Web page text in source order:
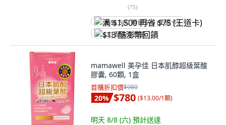
(75)
满 $1,500 再省 $75 (王道卡)
$13 酷澎幣回饋
mamawell 美孕佳 日本肌醇超級葉酸
膠囊, 60顆, 1盒
首購折扣價$980
20% $780 ($13.00/1顆)
明天 8/8 (六) 預計送達